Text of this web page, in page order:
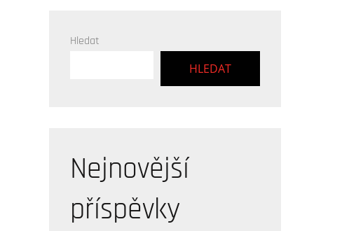
Hledat
HLEDAT
Nejnovější
příspěvky